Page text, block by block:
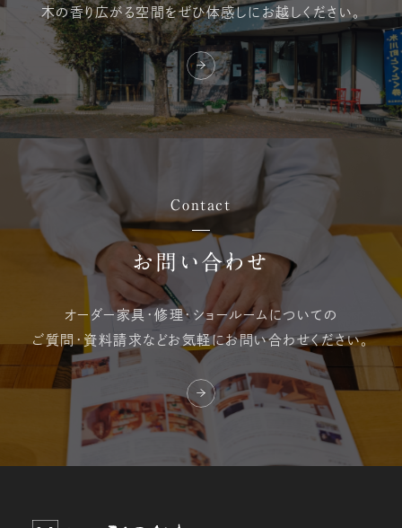
木の香り広がる空間をぜひ体感しにお越しください。
Contact
お問い合わせ
オーダー家具・修理・ ショールームについての
ご質問・資料請求などお気軽にお問い合わせください。